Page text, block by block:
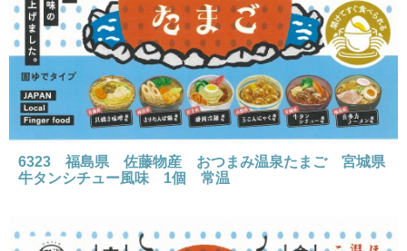
6323 福島県 佐藤物産 おつまみ温泉たまご 宮城県
牛タンシチュー風味 1個 常温